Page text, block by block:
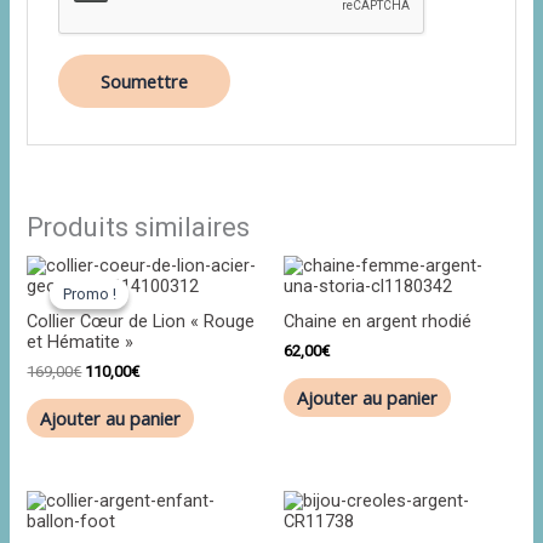
Produits similaires
Promo !
Promo !
Collier Cœur de Lion « Rouge
et Hématite »
169,00€
Le
initial
était :
169,00€.
110,00€
Le
prix
est :
Ajouter au panier
Chaine en argent rhodié
62,00€
Ajouter au panier